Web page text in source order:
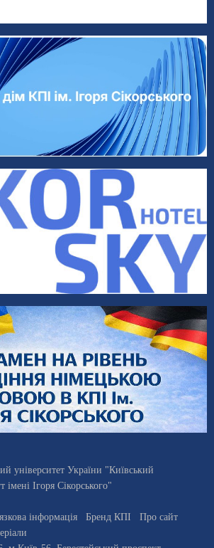
університет України "Київський
імені Ігоря Сікорського"
інформація Бренд КПІ
Про сайт